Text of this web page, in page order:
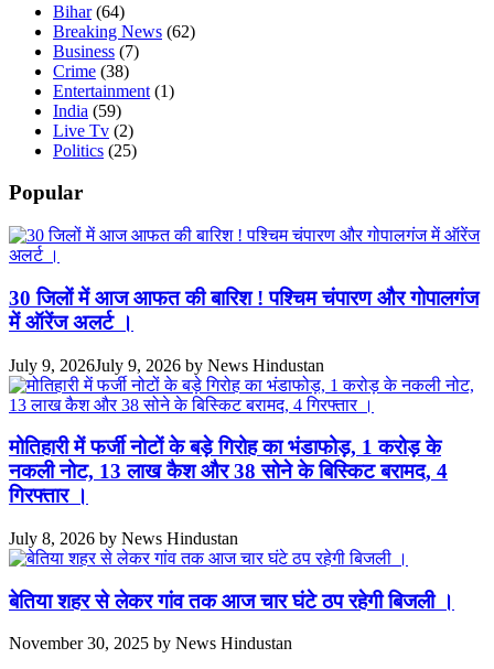
Bihar(64)
Breaking News (62)
Business (7)
Crime (38)
Entertainment (1)
India (59)
Live Tv (2)
Politics (25)
Popular
30 जिलों में आज आफत की बारिश ! पश्चिम चंपारण और गोपालगंज
में ऑरेंज अलर्ट ।
July 9, 2026July 9, 2026 by News Hindustan
मोतिहारी में फर्जी नोटों के बड़े गिरोह का भंडाफोड़, 1 करोड़ के
नकली नोट, 13 लाख कैश और 38 सोने के बिस्किट बरामद, 4
गिरफ्तार ।
July 8, 2026 by News Hindustan
बेतिया शहर से लेकर गांव तक आज चार घंटे ठप रहेगी बिजली ।
November 30, 2025 by News Hindustan